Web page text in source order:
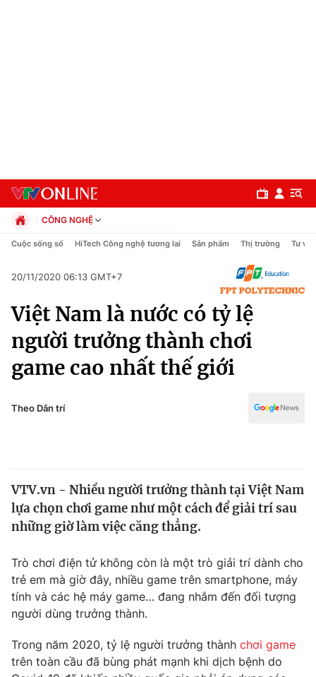
Chính trị
Xã hội
Pháp luật
Thế giới
Tin tức
Câu chuyện quốc tế
Kinh tế
Tài chính
Thị trường
Góc doanh nghiệp
Dữ liệu và đời sống
Truyền hình
Hậu trường
Giải trí
CÔNG NGHỆ
Chính trị
Pháp luật
Thể thao
Truyền hình
Văn hóa - Giải trí
Y tế
Công nghệ
Cuộc sống số HiTech Công nghệ tương lai Sản phẩm Thị trường Tư vấn
20/11/2020 06:13 GMT+7
Việt Nam là nước có tỷ lệ
người trưởng thành chơi
game cao nhất thế giới
Theo Dân trí
VTV.vn - Nhiều người trưởng thành tại Việt Nam
lựa chọn chơi game như một cách để giải trí sau
những giờ làm việc căng thẳng.
Trò chơi điện tử không còn là một trò giải trí dành cho
trẻ em mà giờ đây, nhiều game trên smartphone, máy
tính và các hệ máy game… đang nhắm đến đối tượng
người dùng trưởng thành.
Trong năm 2020, tỷ lệ người trưởng thành chơi game
trên toàn cầu đã bùng phát mạnh khi dịch bệnh do